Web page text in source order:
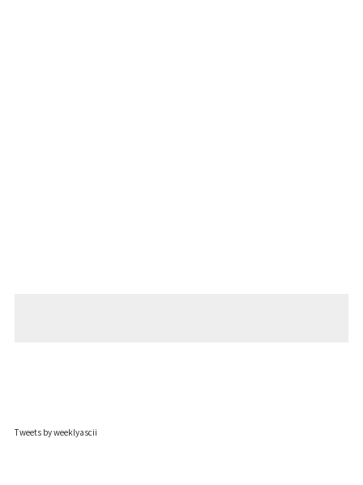
Tweets by weeklyascii